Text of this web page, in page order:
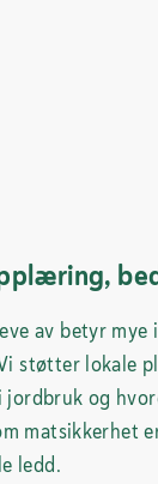
av betyr
støtter lokale
og
matsikkerhet
ledd.